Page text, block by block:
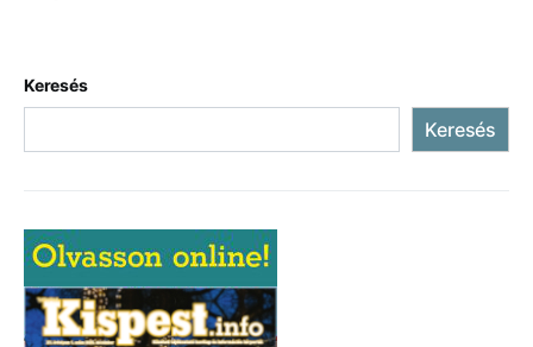
Keresés
Keresés